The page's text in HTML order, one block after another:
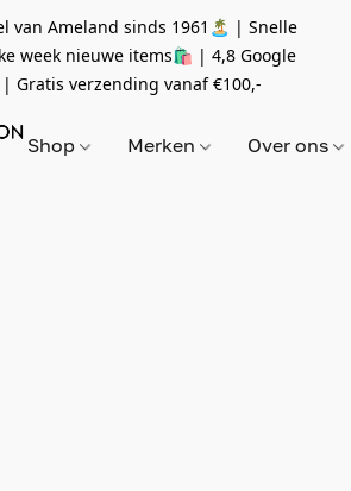
van Ameland sinds 1961🏝 | Snelle
week nieuwe items🛍 | 4,8 Google
| Gratis verzending vanaf€100,-
Shop Merken Over ons